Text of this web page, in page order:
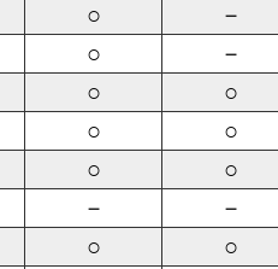
○ －
○ －
○ ○
○ ○
○ ○
－ －
○ ○